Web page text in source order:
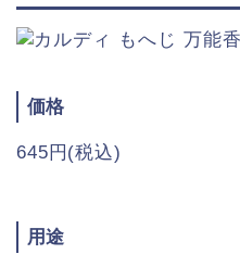
価格
645円(税込)
用途